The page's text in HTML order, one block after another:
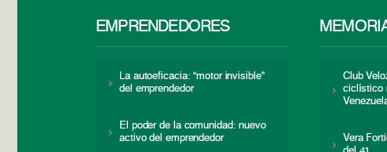
EMPRENDEDORES
La autoeficacia: “motor invisible”
del emprendedor
El poder de la comunidad: nuevo
activo del emprendedor
Club
ciclístico
Vera